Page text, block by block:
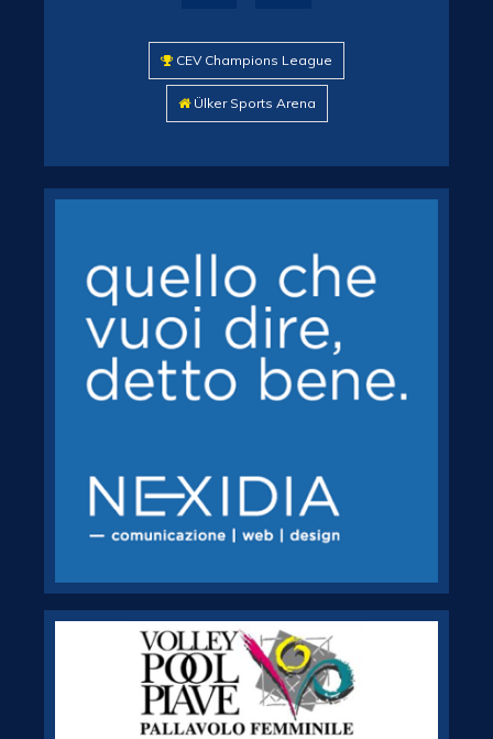
CEV Champions League
Ülker Sports Arena